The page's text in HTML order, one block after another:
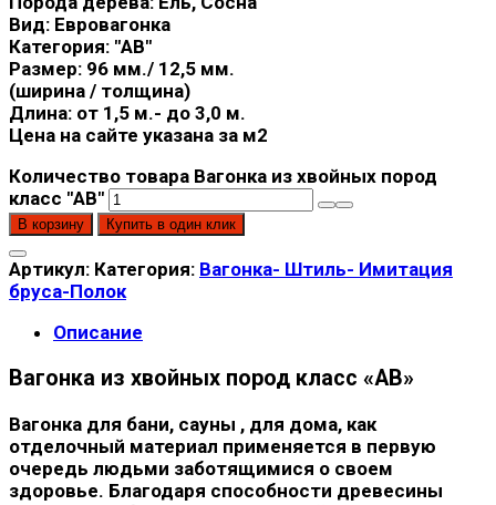
Вид: Евровагонка
Категория: "АВ"
Размер: 96 мм./ 12,5 мм.
(ширина / толщина)
Длина: от 1,5 м.- до 3,0 м.
Цена на сайте указана за м2
Количество товара Вагонка из хвойных пород
класс "АВ"
В корзину Купить в один клик
Артикул: Категория: Вагонка- Штиль- Имитация
бруса-Полок
Описание
Вагонка из хвойных пород класс «АВ»
Вагонка для бани, сауны , для дома, как
отделочный материал применяется в первую
очередь людьми заботящимися о своем
здоровье. Благодаря способности древесины